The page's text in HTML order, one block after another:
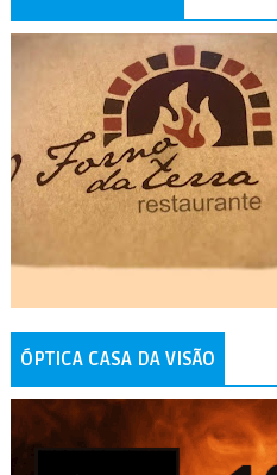
ÓPTICA CASA DA VISÃO